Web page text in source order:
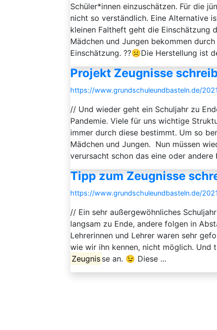
Schüler*innen einzuschätzen. Für die
nicht so verständlich. Eine Alternative
kleinen Faltheft geht die Einschätzung
Mädchen und Jungen bekommen
Einschätzung. ??☹️Die Herstellung ist
Projekt Zeugnisse
https://www.grundschuleundbasteln.de/
// Und wieder geht ein Schuljahr zu
Pandemie. Viele für uns wichtige
immer durch diese bestimmt. Um so
Mädchen und Jungen. Nun müssen
verursacht schon das eine oder andere
Tipp zum Zeugnisse
https://www.grundschuleundbasteln.de/
// Ein sehr außergewöhnliches
langsam zu Ende, andere folgen in
Lehrerinnen und Lehrer waren sehr
wie wir ihn kennen, nicht möglich. Und
Zeugnis se an. 😉 Diese ...